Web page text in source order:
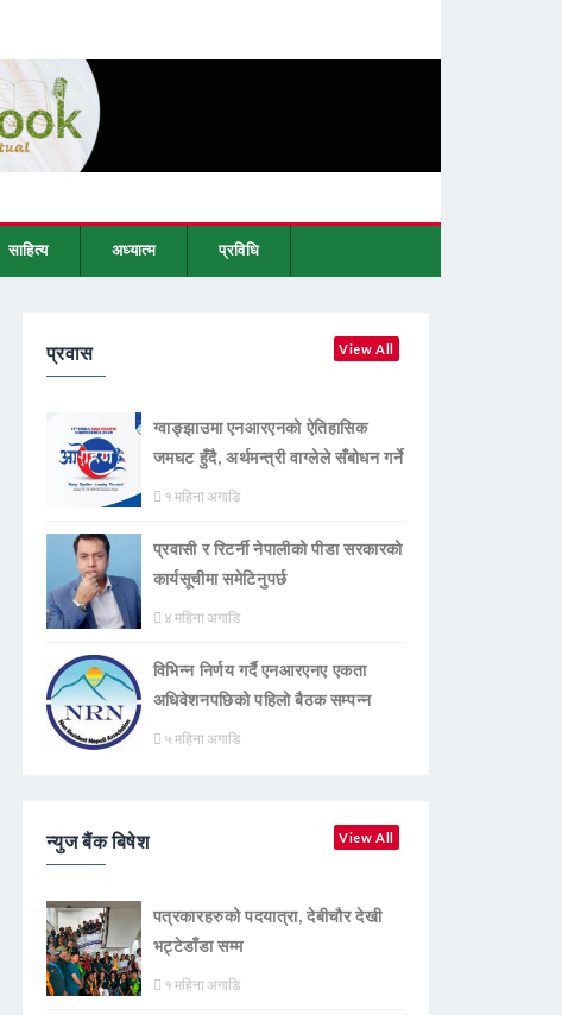
साहित्य अध्यात्म प्रविधि
प्रवास View All
ग्वाङ्झाउमा एनआरएनको ऐतिहासिक
जमघट हुँदै, अर्थमन्त्री वाग्लेले सँबोधन गर्ने
१ महिना अगाडि
प्रवासी र रिटर्नी नेपालीको पीडा सरकारको
कार्यसूचीमा समेटिनुपर्छ
४ महिना अगाडि
विभिन्न निर्णय गर्दै एनआरएनए एकता
अधिवेशनपछिको पहिलो बैठक सम्पन्न
५ महिना अगाडि
न्युज बैंक बिषेश View All
पत्रकारहरुको पदयात्रा, देबीचौर देखी
भट्टेडाँडा सम्म
१ महिना अगाडि